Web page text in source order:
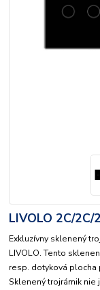
LIVOLO 2C/2C/
Exkluzívny sklenený
LIVOLO. Tento
resp. dotyková plocha
Sklenený trojrámik nie